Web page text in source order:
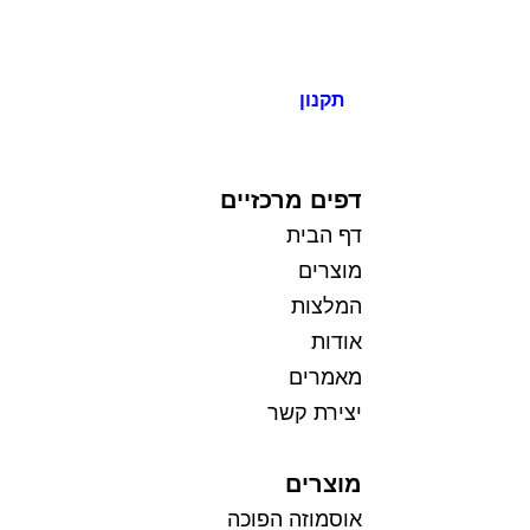
תקנון
דפים מרכזיים
דף הבית
מוצרים
המלצות
אודות
מאמרים
יצירת קשר
מוצרים
אוסמוזה הפוכה